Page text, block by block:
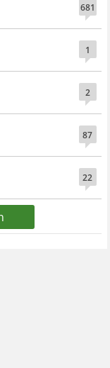
681
1
2
87
22